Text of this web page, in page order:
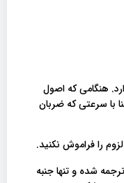
هنگامی که اصول
20 تا 40 دقیقه شنا با سرعتی که ضربان
را فراموش نکنید.
شده و تنها جنبه